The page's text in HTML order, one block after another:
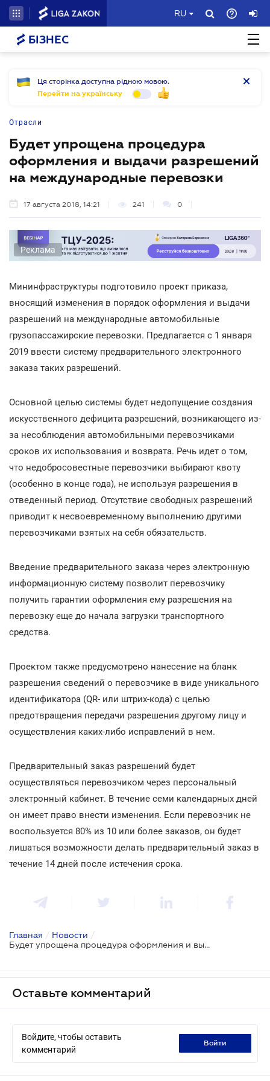
RU
БІЗНЕС
Ця сторінка доступна рідною мовою.
Перейти на українську
Отрасли
Будет упрощена процедура
оформления и выдачи разрешений
на международные перевозки
17 августа 2018, 14:21 241 0
Реклама
Мининфраструктуры подготовило проект приказа,
вносящий изменения в порядок оформления и выдачи
разрешений на международные автомобильные
грузопассажирские перевозки. Предлагается с 1 января
2019 ввести систему предварительного электронного
заказа таких разрешений.
Основной целью системы будет недопущение создания
искусственного дефицита разрешений, возникающего из-
за несоблюдения автомобильными перевозчиками
сроков их использования и возврата. Речь идет о том,
что недобросовестные перевозчики выбирают квоту
(особенно в конце года), не используя разрешения в
отведенный период. Отсутствие свободных разрешений
приводит к несвоевременному выполнению другими
перевозчиками взятых на себя обязательств.
Введение предварительного заказа через электронную
информационную систему позволит перевозчику
получить гарантии оформления ему разрешения на
перевозку еще до начала загрузки транспортного
средства.
Проектом также предусмотрено нанесение на бланк
разрешения сведений о перевозчике в виде уникального
идентификатора (QR- или штрих-кода) с целью
предотвращения передачи разрешения другому лицу и
осуществления каких-либо исправлений в нем.
Предварительный заказ разрешений будет
осуществляться перевозчиком через персональный
электронный кабинет. В течение семи календарных дней
он имеет право внести изменения. Если перевозчик не
воспользуется 80% из 10 или более заказов, он будет
лишаться возможности делать предварительный заказ в
течение 14 дней после истечения срока.
Главная / Новости /
Будет упрощена процедура оформления и выдачи разрешений на международные перевозки
Оставьте комментарий
Войдите, чтобы оставить
комментарий
войти